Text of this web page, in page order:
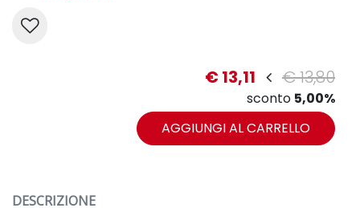
€ 13,11 € 13,80
sconto 5,00%
AGGIUNGI AL CARRELLO
DESCRIZIONE